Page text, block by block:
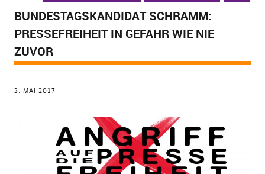
BUNDESTAGSKANDIDAT SCHRAMM:
PRESSEFREIHEIT IN GEFAHR WIE NIE
ZUVOR
3. MAI 2017